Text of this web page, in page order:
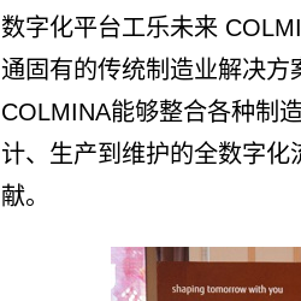
数字化平台工乐未来
通固有的传统制造业解决
COLMINA能够整合各种制
计、生产到维护的全数字
献。